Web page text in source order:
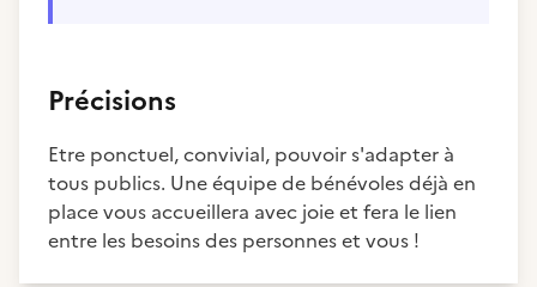
Précisions
Etre ponctuel, convivial, pouvoir s'adapter à
tous publics. Une équipe de bénévoles déjà en
place vous accueillera avec joie et fera le lien
entre les besoins des personnes et vous !